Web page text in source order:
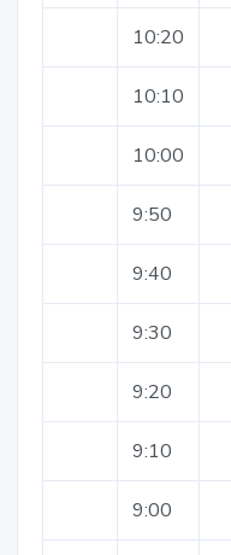
10:20
10:10
10:00
9:50
9:40
9:30
9:20
9:10
9:00